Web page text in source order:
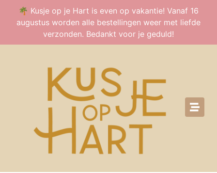
🌴 Kusje op je Hart is even op vakantie! Vanaf 16
augustus worden alle bestellingen weer met liefde
verzonden. Bedankt voor je geduld!